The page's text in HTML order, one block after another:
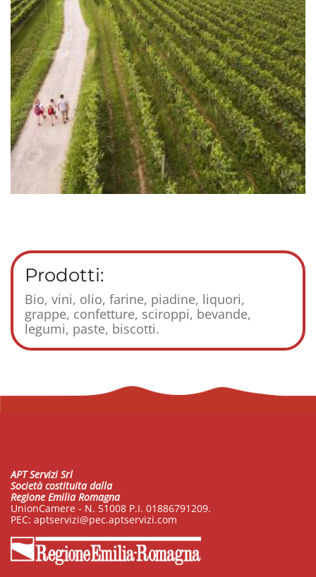
Prodotti:
Bio, vini, olio, farine, piadine, liquori,
grappe, confetture, sciroppi, bevande,
legumi, paste, biscotti.
APT Servizi Srl
Società costituita dalla
Regione Emilia Romagna
UnionCamere - N. 51008 P.I. 01886791209.
PEC: aptservizi@pec.aptservizi.com